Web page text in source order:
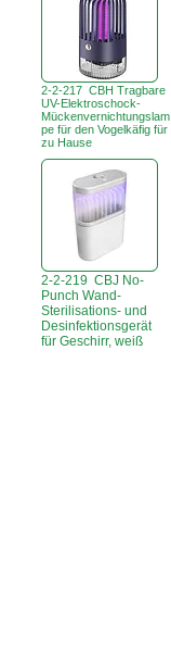
2-2-217 CBH Tragbare
UV-Elektroschock-
Mückenvernichtungslam
pe für den Vogelkäfig für
zu Hause
2-2-219 CBJ No-
Punch Wand-
Sterilisations- und
Desinfektionsgerät
für Geschirr, weiß